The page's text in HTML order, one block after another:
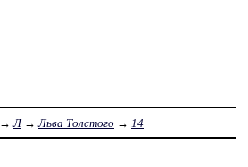
→Л→Льва Толстого → 14